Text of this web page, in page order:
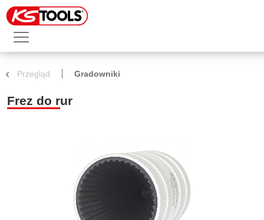
Przegląd Gradowniki
Frez do rur